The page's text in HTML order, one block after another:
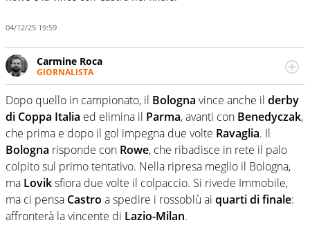
04/12/25 19:59
Carmine Roca
GIORNALISTA
Giornalista pubblicista, appassionato di calcio in tutte le
sue sfaccettature, con una particolare predilezione per i
campionati minori.
Dopo quello in campionato, il Bologna vince anche il derby
di Coppa Italia ed elimina il Parma, avanti con Benedyczak,
che prima e dopo il gol impegna due volte Ravaglia. Il
Bologna risponde con Rowe, che ribadisce in rete il palo
colpito sul primo tentativo. Nella ripresa meglio il Bologna,
ma Loviksfiora due volte il colpaccio. Si rivede Immobile,
ma ci pensa Castro a spedire i rossoblù ai quarti di finale:
affronterà la vincente di Lazio-Milan.